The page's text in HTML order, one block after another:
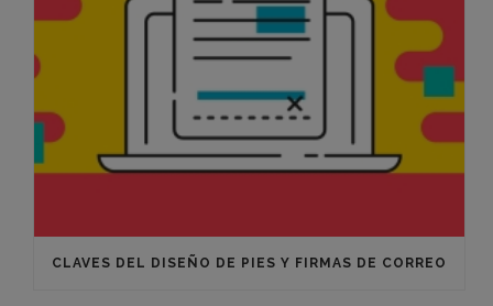
CLAVES DEL DISEÑO DE PIES Y FIRMAS DE CORREO